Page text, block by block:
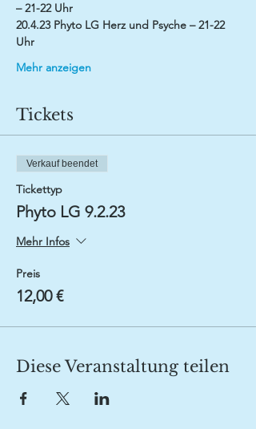
– 21-22 Uhr
20.4.23 Phyto LG Herz und Psyche – 21-22
Uhr
Mehr anzeigen
Tickets
Verkauf beendet
Tickettyp
Phyto LG 9.2.23
Mehr Infos
Preis
12,00 €
Diese Veranstaltung teilen